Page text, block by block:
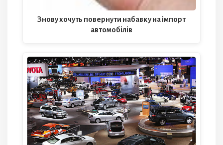
Знову хочуть повернути набавку на імпорт
автомобілів